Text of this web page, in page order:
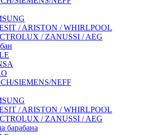
/ ARISTON / WHIRLPOOL
/ ZANUSSI / AEG
SIEMENS/NEFF
/ ARISTON / WHIRLPOOL
/ ZANUSSI / AEG
барабана